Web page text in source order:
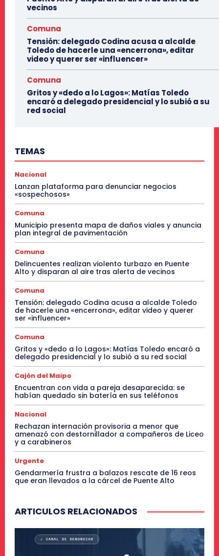
vecinos
Comuna
Tensión: delegado Codina acusa a alcalde
Toledo de hacerle una «encerrona», editar
video y querer ser «influencer»
Comuna
Gritos y «dedo a lo Lagos»: Matías Toledo
encaró a delegado presidencial y lo subió a su
red social
TEMAS
Nacional
Lanzan plataforma para denunciar negocios
«sospechosos»
Comuna
Municipio presenta mapa de daños viales y anuncia
plan integral de pavimentación
Comuna
Delincuentes realizan violento turbazo en Puente
Alto y disparan al aire tras alerta de vecinos
Comuna
Tensión: delegado Codina acusa a alcalde Toledo
de hacerle una «encerrona», editar video y querer
ser «influencer»
Comuna
Gritos y «dedo a lo Lagos»: Matías Toledo encaró a
delegado presidencial y lo subió a su red social
Cajón del Maipo
Encuentran con vida a pareja desaparecida: se
habían quedado sin batería en sus teléfonos
Nacional
Rechazan internación provisoria a menor que
amenazó con destornillador a compañeros de Liceo
y a carabineros
Urgente
Gendarmería frustra a balazos rescate de 16 reos
que eran llevados a la cárcel de Puente Alto
ARTICULOS RELACIONADOS